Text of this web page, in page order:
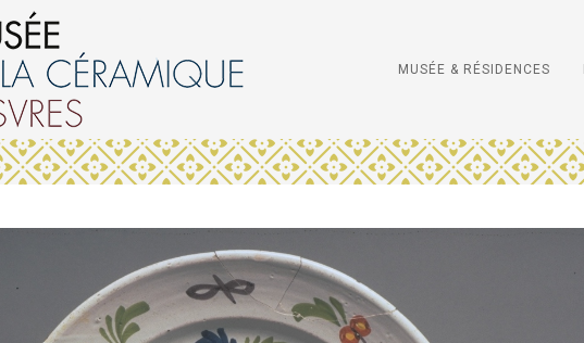
MUSÉE & RÉSIDENCES